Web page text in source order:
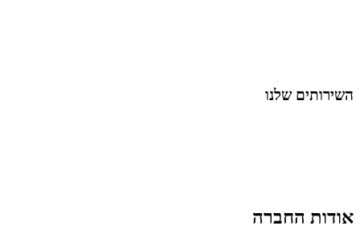
השירותים שלנו
אודות החברה